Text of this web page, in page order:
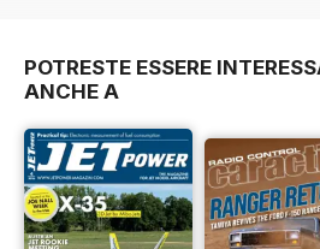
POTRESTE ESSERE
ANCHE A